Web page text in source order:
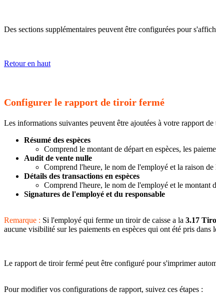
Des sections supplémentaires peuvent être configurées pour
Retour en haut
Configurer le rapport de tiroir fermé
Les informations suivantes peuvent être ajoutées à votre rapport
Résumé des espèces
Comprend le montant de départ en espèces, les
Audit de vente nulle
Comprend l'heure, le nom de l'employé et la raison
Détails des transactions en espèces
Comprend l'heure, le nom de l'employé et le montant
Signatures de l'employé et du responsable
Remarque : Si l'employé qui ferme un tiroir de caisse a la 3.17
aucune visibilité sur les paiements en espèces qui ont été pris
Le rapport de tiroir fermé peut être configuré pour s'imprimer
Pour modifier vos configurations de rapport, suivez ces étapes :